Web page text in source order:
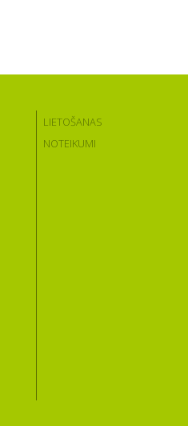
LIETOŠANAS
NOTEIKUMI